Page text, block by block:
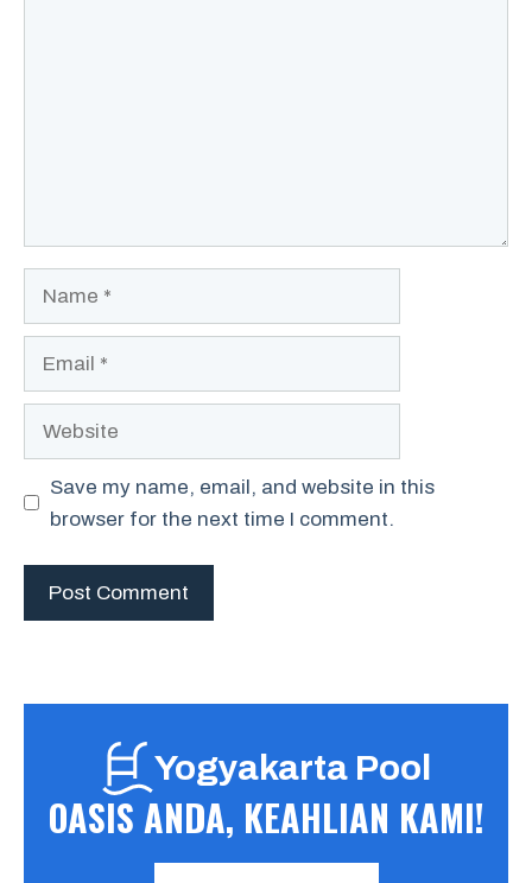
Save my name, email, and website in this
browser for the next time I comment.
Yogyakarta Pool
OASIS ANDA, KEAHLIAN KAMI!